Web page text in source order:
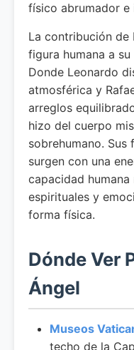
físico abrumador e
La contribución de
figura humana a
Donde Leonardo
atmosférica y
arreglos
hizo del cuerpo
sobrehumano. Sus
surgen con una
capacidad
espirituales y
forma física.
Dónde Ver
Ángel
Museos
techo de la